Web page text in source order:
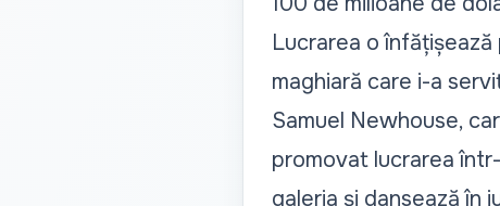
Lucrarea o
maghiară care i-a
Samuel Newhouse,
promovat lucrarea
galeria și dansează în